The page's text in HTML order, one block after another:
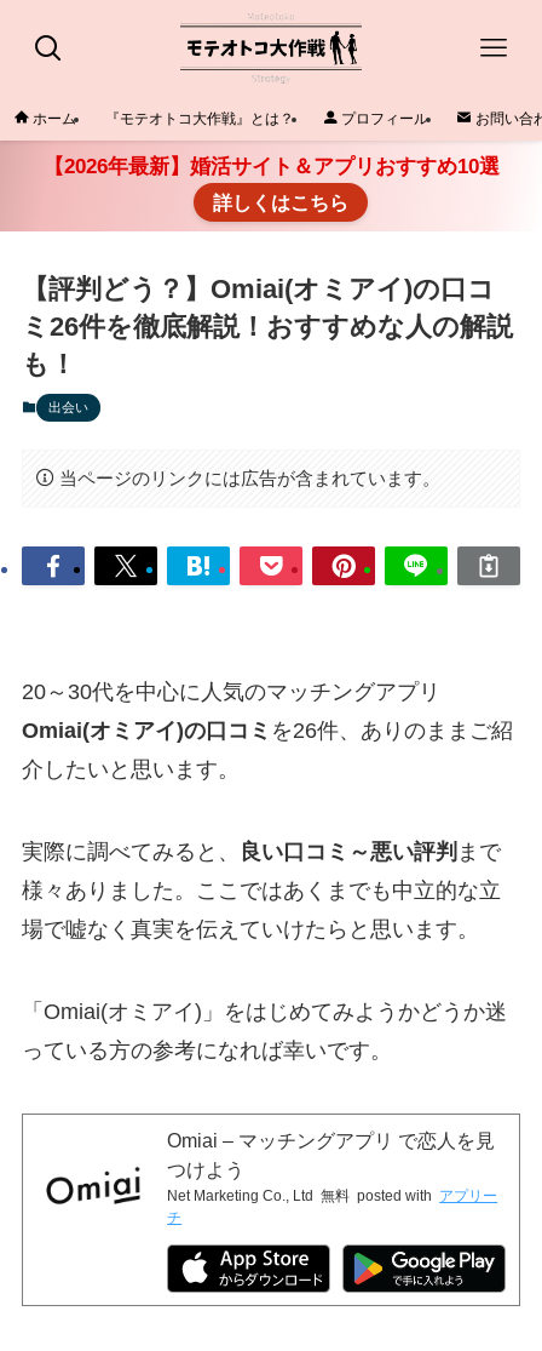
ホーム 『モテオトコ大作戦』とは？ プロフィール お問い合
【2026年最新】婚活サイト＆アプリおすすめ10選
詳しくはこちら
【評判どう？】Omiai(オミアイ)の口コ
ミ26件を徹底解説！おすすめな人の解説
も！
出会い
当ページのリンクには広告が含まれています。
20～30代を中心に人気のマッチングアプリ
Omiai(オミアイ)の口コミ を26件、ありのままご紹
介したいと思います。
実際に調べてみると、 良い口コミ～悪い評判 まで
様々ありました。ここではあくまでも中立的な立
場で嘘なく真実を伝えていけたらと思います。
「Omiai(オミアイ)」をはじめてみようかどうか迷
っている方の参考になれば幸いです。
Omiai – マッチングアプリ で恋人を見
つけよう
Net Marketing Co., Ltd 無料 posted with アプリー
チ